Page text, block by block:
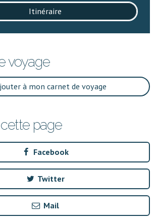
Itinéraire
voyage
à mon carnet de voyage
page
Facebook
Twitter
Mail